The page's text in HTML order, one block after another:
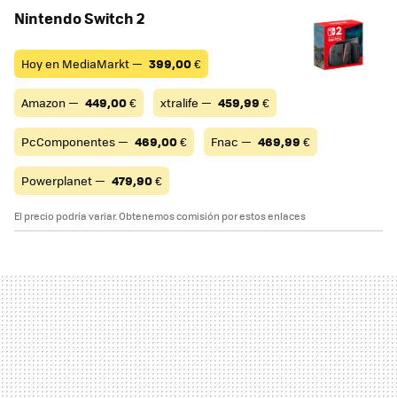
Nintendo Switch 2
Hoy en MediaMarkt — 399,00€
Amazon — 449,00€ xtralife — 459,99 €
PcComponentes — 469,00€ Fnac — 469,99 €
Powerplanet — 479,90€
El precio podría variar. Obtenemos comisión por estos enlaces